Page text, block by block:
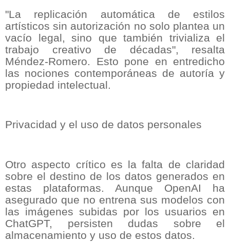
"La replicación automática de estilos
artísticos sin autorización no solo plantea un
vacío legal, sino que también trivializa el
trabajo creativo de décadas", resalta
Méndez-Romero. Esto pone en entredicho
las nociones contemporáneas de autoría y
propiedad intelectual.
Privacidad y el uso de datos personales
Otro aspecto crítico es la falta de claridad
sobre el destino de los datos generados en
estas plataformas. Aunque OpenAI ha
asegurado que no entrena sus modelos con
las imágenes subidas por los usuarios en
ChatGPT, persisten dudas sobre el
almacenamiento y uso de estos datos.